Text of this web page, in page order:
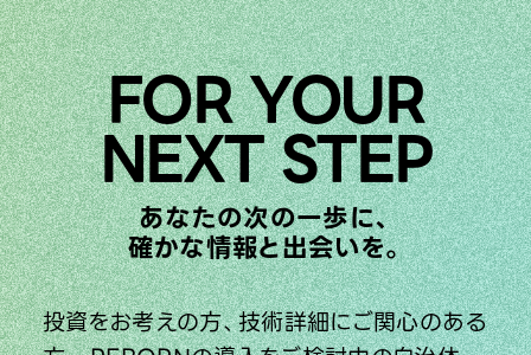
FOR YOUR
NEXT STEP
あなたの次の一歩に、
確かな情報と出会いを。
投資をお考えの方、技術詳細にご関心のある